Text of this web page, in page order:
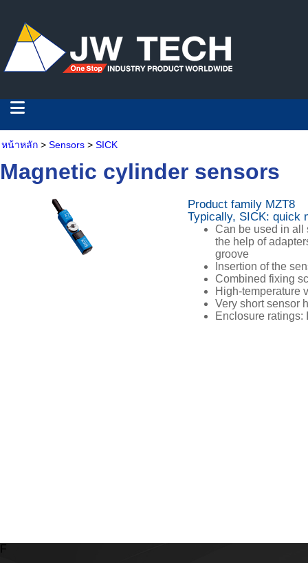
หน้าหลัก > Sensors > SICK
Magnetic cylinder sensors
Product family MZT8
Typically, SICK: quick
Can be used in all
the help of
groove
Insertion of the
Combined fixing
High-temperature
Very short sensor
Enclosure ratings:
F